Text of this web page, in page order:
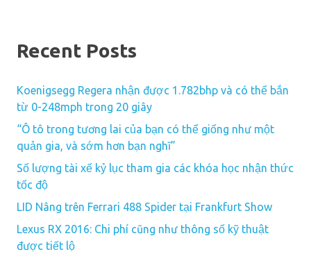
Recent Posts
Koenigsegg Regera nhận được 1.782bhp và có thể bắn
từ 0-248mph trong 20 giây
“Ô tô trong tương lai của bạn có thể giống như một
quản gia, và sớm hơn bạn nghĩ”
Số lượng tài xế kỷ lục tham gia các khóa học nhận thức
tốc độ
LID Nâng trên Ferrari 488 Spider tại Frankfurt Show
Lexus RX 2016: Chi phí cũng như thông số kỹ thuật
được tiết lộ